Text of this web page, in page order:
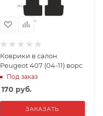
Коврики в салон
Peugeot 407 (04-11) ворс
Под заказ
170 руб.
ЗАКАЗАТЬ